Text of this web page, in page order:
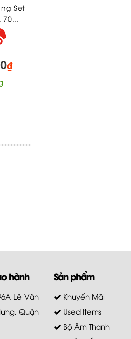
Set
₫
hành
Lê Văn
Quận
Sản phẩm
Khuyến Mãi
Used Items
Bộ Âm Thanh